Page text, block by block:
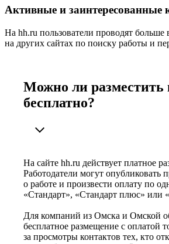
Активные и заинтересованные
На hh.ru пользователи проводят больше
на других сайтах по поиску работы и
Можно ли разместить
бесплатно?
На сайте hh.ru действует платное
Работодатели могут опубликовать
о работе и произвести оплату по
«Стандарт», «Стандарт плюс» или
Для компаний из Омска и Омской
бесплатное размещение с оплатой
за просмотры контактов тех, кто